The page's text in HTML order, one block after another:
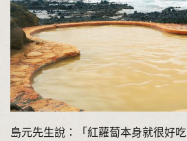
島元先生說：「紅蘿蔔本身就很好